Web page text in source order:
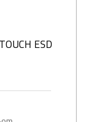
ESD